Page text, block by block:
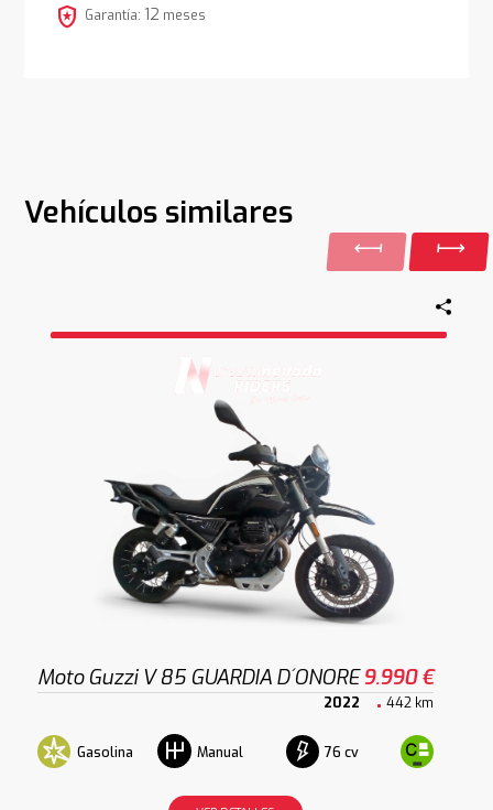
local_police Garantía: 12 meses
Vehículos similares
Moto Guzzi V 85 GUARDIA D´ONORE9.990 €
2022 442 km
Gasolina Manual 76 cv